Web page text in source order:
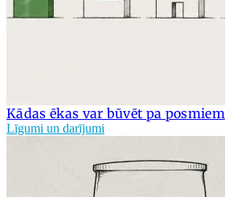
Kādas ēkas var būvēt pa posmiem
Līgumi un darījumi